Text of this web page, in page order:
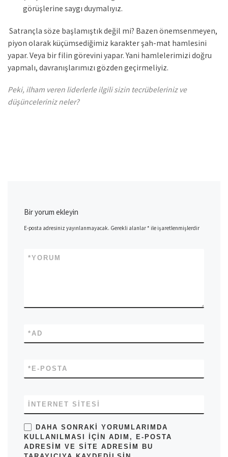
görüşlerine saygı duymalıyız.
Satrançla söze başlamıştık değil mi? Bazen önemsenmeyen,
piyon olarak küçümsediğimiz karakter şah-mat hamlesini
yapar. Veya bir filin görevini yapar. Yani hamlelerimizi doğru
yapmalı, davranışlarımızı gözden geçirmeliyiz.
Peki, ilham veren liderlerle ilgili sizin tecrübeleriniz ve
düşünceleriniz neler?
Bir yorum ekleyin
E-posta adresiniz yayınlanmayacak. Gerekli alanlar* ile işaretlenmişlerdir
YORUM
*
AD
*
E-POSTA
*
İNTERNET SITESI
DAHA SONRAKI YORUMLARIMDA
KULLANILMASI IÇIN ADIM, E-POSTA
ADRESIM VE SITE ADRESIM BU